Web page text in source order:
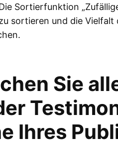
Sortierfunktion
sortieren und die Vielfalt
Sie
Ihres